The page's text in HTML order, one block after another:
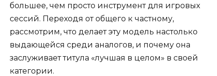
большее, чем просто инструмент для игровых
сессий. Переходя от общего к частному,
рассмотрим, что делает эту модель настолько
выдающейся среди аналогов, и почему она
заслуживает титула «лучшая в целом» в своей
категории.